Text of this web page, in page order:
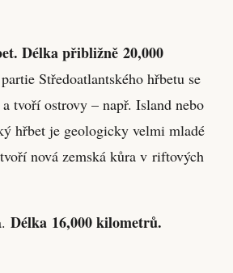
Délka přibližně 20,000
Středoatlantského hřbetu se
tvoří ostrovy – např. Island nebo
hřbet je geologicky velmi mladé
nová zemská kůra v riftových
Délka 16,000 kilometrů.